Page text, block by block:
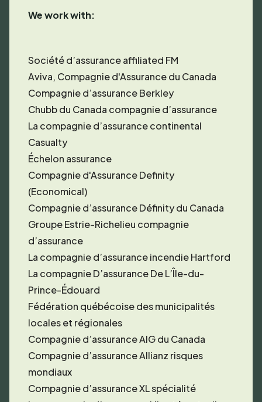
We work with:
Société d’assurance affiliated FM
Aviva, Compagnie d'Assurance du Canada
Compagnie d’assurance Berkley
Chubb du Canada compagnie d’assurance
La compagnie d’assurance continental
Casualty
Échelon assurance
Compagnie d'Assurance Definity
(Economical)
Compagnie d’assurance Définity du Canada
Groupe Estrie-Richelieu compagnie
d’assurance
La compagnie d’assurance incendie Hartford
La compagnie D’assurance De L’Île-du-
Prince-Édouard
Fédération québécoise des municipalités
locales et régionales
Compagnie d’assurance AIG du Canada
Compagnie d’assurance Allianz risques
mondiaux
Compagnie d’assurance XL spécialité